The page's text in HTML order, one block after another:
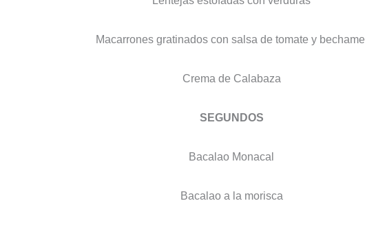
Macarrones gratinados con salsa de tomate y bechamel
Crema de Calabaza
SEGUNDOS
Bacalao Monacal
Bacalao a la morisca